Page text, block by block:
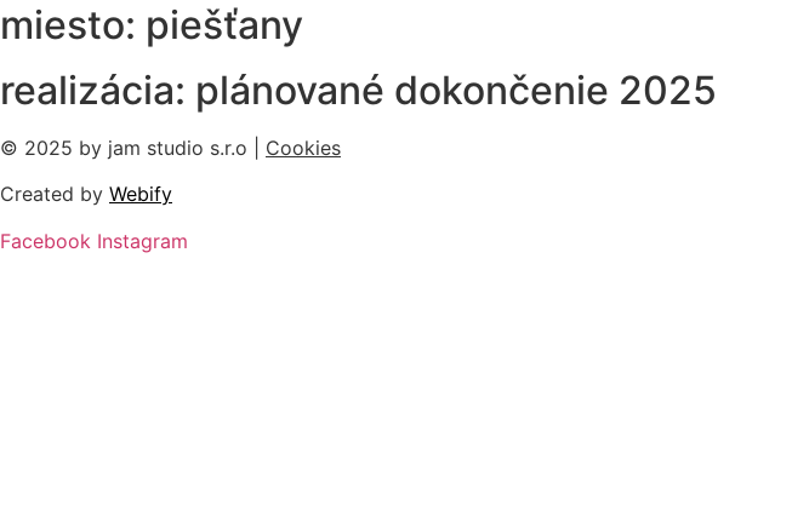
miesto: piešťany
realizácia: plánované dokončenie 2025
© 2025 by jam studio s.r.o | Cookies
Created by Webify
Facebook Instagram